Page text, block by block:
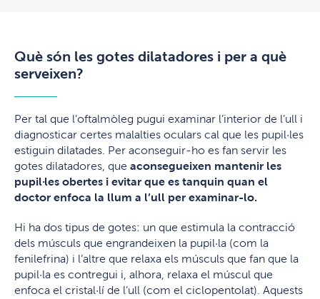
Què són les gotes dilatadores i per a què
serveixen?
Per tal que l’oftalmòleg pugui examinar l’interior de l’ull i
diagnosticar certes malalties oculars cal que les pupil·les
estiguin dilatades. Per aconseguir-ho es fan servir les
gotes dilatadores, que aconsegueixen mantenir les
pupil·les obertes i evitar que es tanquin quan el
doctor enfoca la llum a l’ull per examinar-lo.
Hi ha dos tipus de gotes: un que estimula la contracció
dels músculs que engrandeixen la pupil·la (com la
fenilefrina) i l’altre que relaxa els músculs que fan que la
pupil·la es contregui i, alhora, relaxa el múscul que
enfoca el cristal·lí de l’ull (com el ciclopentolat). Aquests